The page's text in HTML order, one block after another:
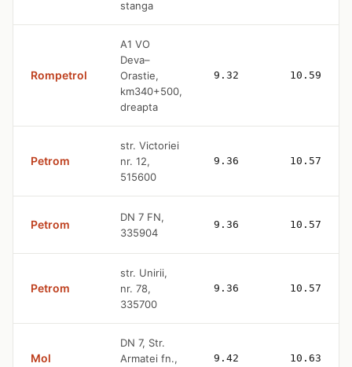
stanga
Rompetrol
A1 VO
Deva–
Orastie,
km340+500,
dreapta
9.32 10.59
Petrom
str. Victoriei
nr. 12,
515600
9.36 10.57
Petrom
DN 7 FN,
335904
9.36 10.57
Petrom
str. Unirii,
nr. 78,
335700
9.36 10.57
Mol
DN 7, Str.
Armatei fn.,
9.42 10.63